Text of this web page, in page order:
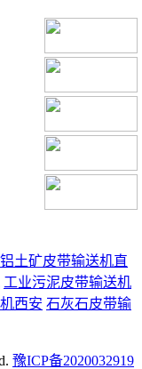
铝土矿皮带输送机直
工业污泥皮带输送机
西安 石灰石皮带输
豫ICP备2020032919